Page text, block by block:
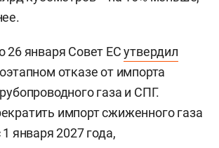
26 января Совет ЕСутвердил
отказе от импорта
газа и СПГ.
импорт сжиженного газа
января 2027 года,